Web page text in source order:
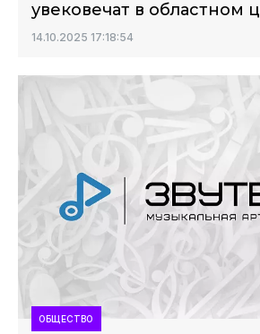
увековечат в областном
14.10.2025 17:18:54
ОБЩЕСТВО